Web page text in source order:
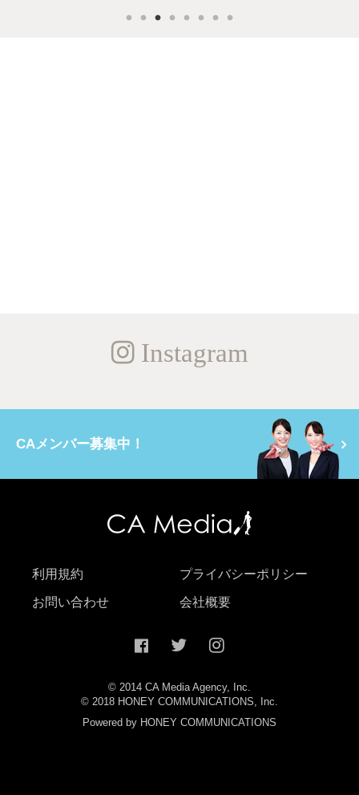
Instagram
CAメンバー募集中！
利用規約 プライバシーポリシー
お問い合わせ 会社概要
© 2014 CA Media Agency, Inc.
© 2018 HONEY COMMUNICATIONS, Inc.
Powered by HONEY COMMUNICATIONS